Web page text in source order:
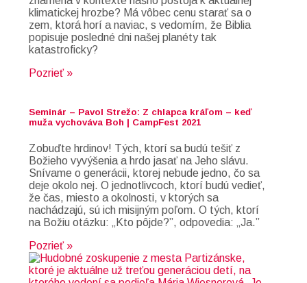
klimatickej hrozbe? Má vôbec cenu starať sa o
zem, ktorá horí a naviac, s vedomím, že Biblia
popisuje posledné dni našej planéty tak
katastroficky?
Pozrieť »
Seminár – Pavol Strežo: Z chlapca kráľom – keď
muža vychováva Boh | CampFest 2021
Zobuďte hrdinov! Tých, ktorí sa budú tešiť z
Božieho vyvýšenia a hrdo jasať na Jeho slávu.
Snívame o generácii, ktorej nebude jedno, čo sa
deje okolo nej. O jednotlivcoch, ktorí budú vedieť,
že čas, miesto a okolnosti, v ktorých sa
nachádzajú, sú ich misijným poľom. O tých, ktorí
na Božiu otázku: „Kto pôjde?”, odpovedia: „Ja.”
Pozrieť »